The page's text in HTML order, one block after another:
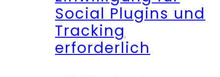
Social Plugins und
Tracking
erforderlich